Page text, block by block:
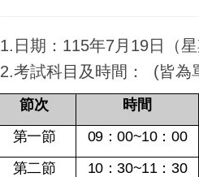
1. 日期：115年7月19日（星
2.考試科目及時間： (皆為
節次 時間
第一節
09：00~10：00
第二節
10：30~11：30